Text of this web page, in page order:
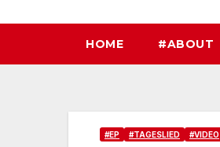
HOME #ABOUT
#EP #TAGESLIED #VIDEO